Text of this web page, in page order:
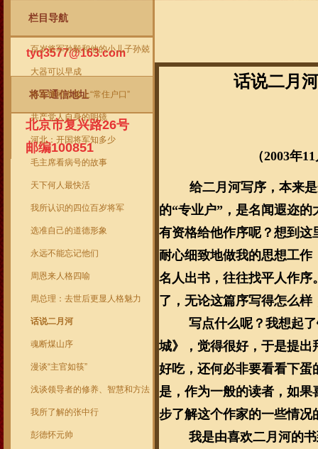
栏目导航
百岁将军孙毅和他的小儿子孙兢
大器可以早成
给雷锋同志落上“常住户口”
共产党人自身的明镜
河北：开国将军知多少
毛主席看病号的故事
天下何人最快活
我所认识的四位百岁将军
选准自己的道德形象
永远不能忘记他们
周恩来人格四喻
周总理：去世后更显人格魅力
话说二月河
魂断煤山序
漫谈“主官如筷”
浅谈领导者的修养、智慧和方法
我所了解的张中行
彭德怀元帅
将军信箱
tyq3577@163.com
将军通信地址
北京市复兴路26号
邮编100851
话说二月
（2003年
给二月河写序，本来
的“专业户”，是名闻遐迩
有资格给他作序呢？想到
耐心细致地做我的思想工
名人出书，往往找平人作序
了，无论这篇序写得怎么样
写点什么呢？我想起
城》，觉得很好，于是提
好吃，还何必非要看看下
是，作为一般的读者，如
步了解这个作家的一些情
我是由喜欢二月河的